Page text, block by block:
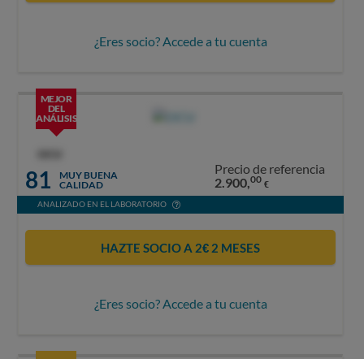
¿Eres socio? Accede a tu cuenta
MEJOR
DEL
ANÁLISIS
81
MUY BUENA
CALIDAD
Precio de referencia
2.900,00 €
ANALIZADO EN EL LABORATORIO
HAZTE SOCIO A 2€ 2 MESES
¿Eres socio? Accede a tu cuenta